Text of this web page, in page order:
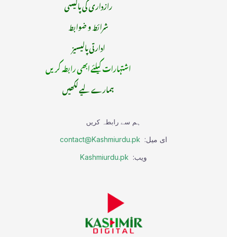
رازداری کی پالیسی
شرائط و ضوابط
ادارتی پالیسیز
اشتہارات کیلئے ابھی رابطہ کریں
ہمارے لیے لکھیں
ہم سے رابطہ کریں
ای میل: contact@Kashmiurdu.pk
ویب: Kashmiurdu.pk